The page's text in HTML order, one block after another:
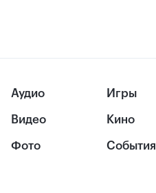
Аудио
Видео
Фото
Игры
Кино
События